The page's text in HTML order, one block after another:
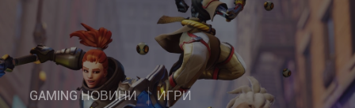
GAMING НОВИНИ ИГРИ